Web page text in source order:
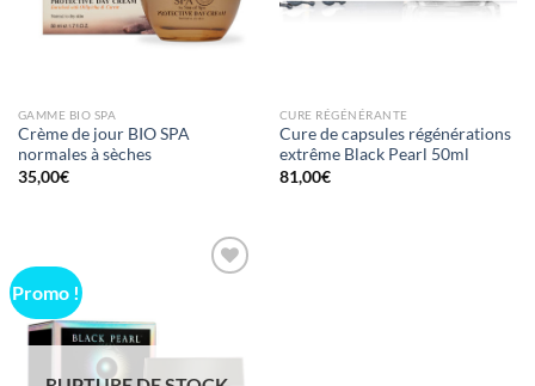
GAMME BIO SPA
Crème de jour BIO SPA
normales à sèches
35,00€
CURE RÉGÉNÉRANTE
Cure de capsules régénérations
extrême Black Pearl 50ml
81,00€
Promo !
D'ENVIES